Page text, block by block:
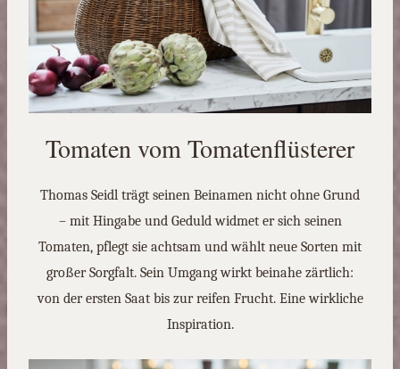
Tomaten vom Tomatenflüsterer
Thomas Seidl trägt seinen Beinamen nicht ohne Grund
– mit Hingabe und Geduld widmet er sich seinen
Tomaten, pflegt sie achtsam und wählt neue Sorten mit
großer Sorgfalt. Sein Umgang wirkt beinahe zärtlich:
von der ersten Saat bis zur reifen Frucht. Eine wirkliche
Inspiration.